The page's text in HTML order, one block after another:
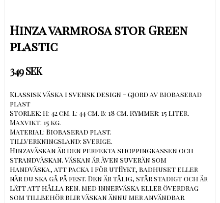
Hinza varmrosa stor Green
plastic
349 SEK
Klassisk väska i svensk design - gjord av biobaserad
plast
Storlek: H: 42 cm. L: 44 cm. B: 18 cm. Rymmer: 15 liter.
Maxvikt: 15 kg.
Material: Biobaserad plast.
Tillverkningsland: Sverige.
Hinzaväskan är den perfekta shoppingkassen och
strandväskan. Väskan är även suverän som
handväska, att packa i för utflykt, badhuset eller
när du ska gå på fest. Den är tålig, står stadigt och är
lätt att hålla ren. Med innerväska eller överdrag
som tillbehör blir väskan ännu mer användbar.